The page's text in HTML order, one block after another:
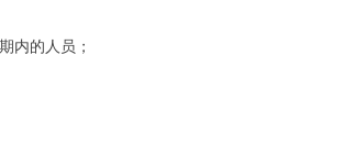
内的人员；